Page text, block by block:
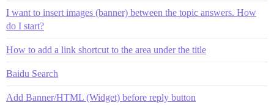
I want to insert images (banner) between the topic answers. How
do I start?
How to add a link shortcut to the area under the title
Baidu Search
Add Banner/HTML (Widget) before reply button